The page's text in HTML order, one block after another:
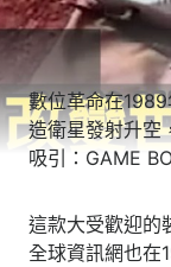
數位革命在
造衛星發射升空
吸引：GAME
這款大受歡迎的
全球資訊網也在